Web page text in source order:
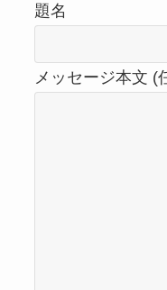
題名
メッセージ本文 (